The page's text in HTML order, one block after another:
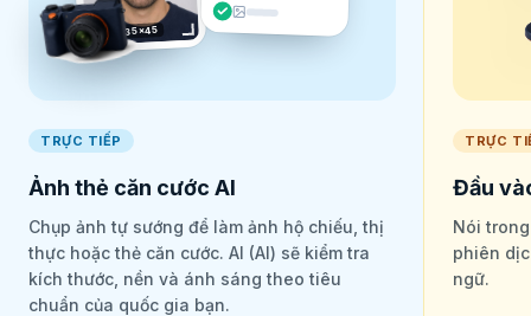
35×45
TRỰC TIẾP
Ảnh thẻ căn cước AI
Chụp ảnh tự sướng để làm ảnh hộ chiếu, thị
thực hoặc thẻ căn cước. AI (AI) sẽ kiểm tra
kích thước, nền và ánh sáng theo tiêu
chuẩn của quốc gia bạn.
TRỰC
Đầu
Nói
phiên
ngữ.